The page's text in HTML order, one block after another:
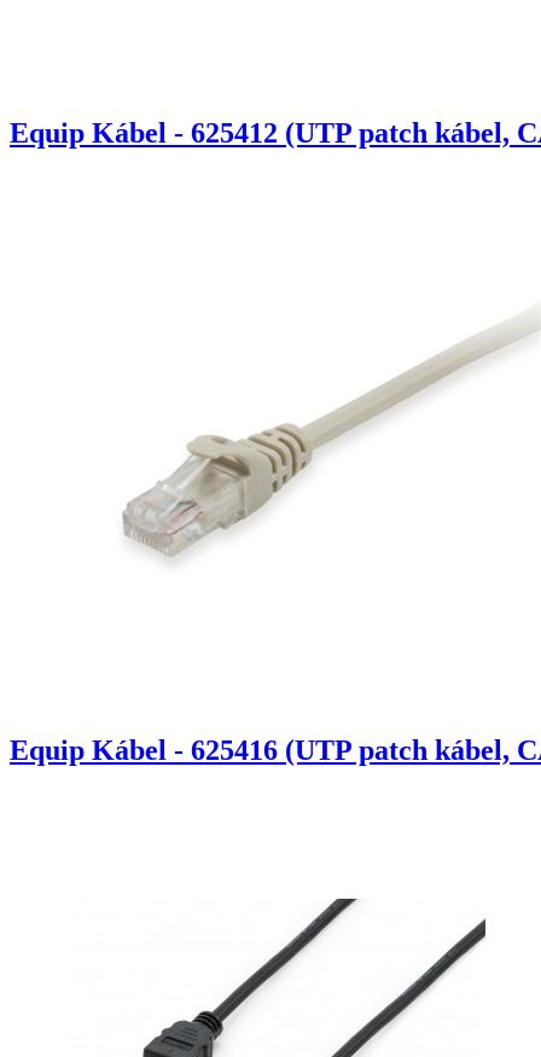
Equip Kábel - 625412 (UTP patch kábel,
Equip Kábel - 625416 (UTP patch kábel,